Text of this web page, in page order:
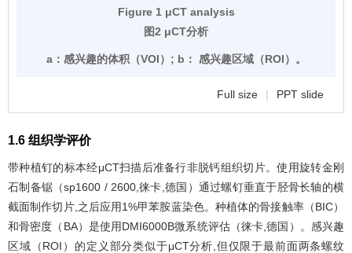
Figure 1 μCT analysis
图2 μCT分析
a：感兴趣的体积（VOI）; b： 感兴趣区域（ROI）。
Full size | PPT slide
1.6 组织学评价
带种植钉的标本经μCT扫描后准备行非脱钙组织切片。使用旋转金刚
石制备锯（sp1600 / 2600,徕卡,德国）通过螺钉垂直于胫骨长轴的横
截面制作切片,之后应用1%甲苯胺蓝染色。种植体的骨接触率（BIC）
和骨密度（BA）是使用DMI6000B微系统评估（徕卡,德国）。感兴趣
区域（ROI）的定义部分类似于μCT分析,但仅限于最前面两条螺纹